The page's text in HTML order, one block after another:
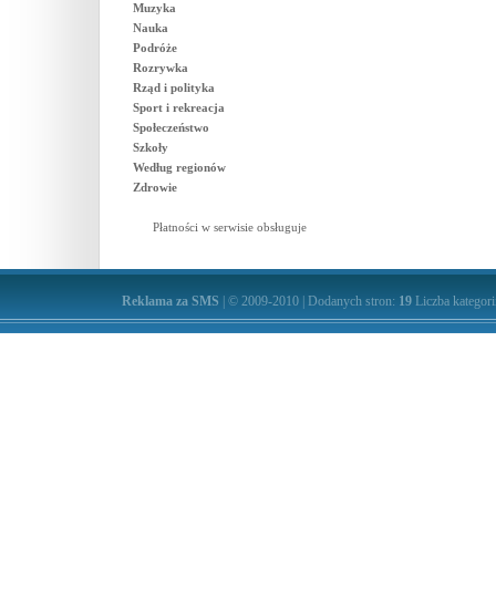
Muzyka
Nauka
Podróże
Rozrywka
Rząd i polityka
Sport i rekreacja
Społeczeństwo
Szkoły
Według regionów
Zdrowie
Płatności w serwisie obsługuje
Reklama za SMS | © 2009-2010 | Dodanych stron: 19 Liczba